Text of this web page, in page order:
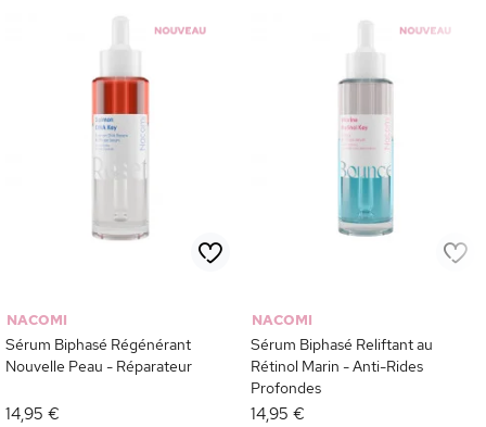
NACOMI
Sérum Biphasé Régénérant
Nouvelle Peau - Réparateur
14,95 €
NACOMI
Sérum Biphasé Reliftant au
Rétinol Marin - Anti-Rides
Profondes
14,95 €